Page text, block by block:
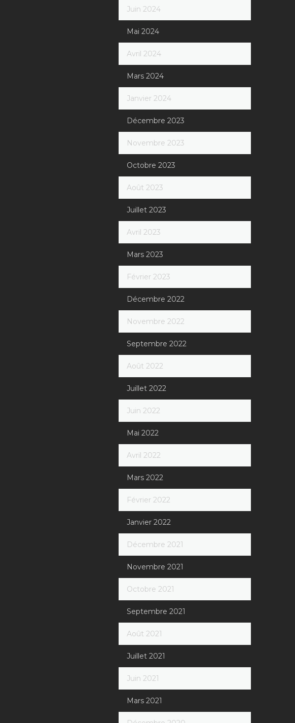
Juin 2024
Mai 2024
Avril 2024
Mars 2024
Janvier 2024
Décembre 2023
Novembre 2023
Octobre 2023
Août 2023
Juillet 2023
Avril 2023
Mars 2023
Février 2023
Décembre 2022
Novembre 2022
Septembre 2022
Août 2022
Juillet 2022
Juin 2022
Mai 2022
Avril 2022
Mars 2022
Février 2022
Janvier 2022
Décembre 2021
Novembre 2021
Octobre 2021
Septembre 2021
Août 2021
Juillet 2021
Juin 2021
Mars 2021